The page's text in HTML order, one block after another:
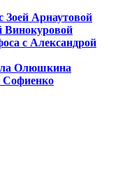
Зоей Арнаутовой
Винокуровой
с Александрой
Олюшкина
Софиенко